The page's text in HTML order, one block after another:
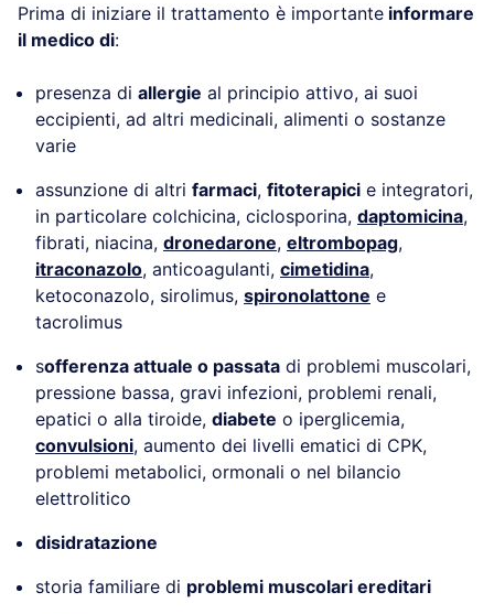
Prima di iniziare il trattamento è importante informare
il medico di:
presenza di allergie al principio attivo, ai suoi
eccipienti, ad altri medicinali, alimenti o sostanze
varie
assunzione di altri farmaci, fitoterapici e integratori,
in particolare colchicina, ciclosporina, daptomicina,
fibrati, niacina, dronedarone, eltrombopag,
itraconazolo, anticoagulanti, cimetidina,
ketoconazolo, sirolimus, spironolattone e
tacrolimus
sofferenza attuale o passata di problemi muscolari,
pressione bassa, gravi infezioni, problemi renali,
epatici o alla tiroide, diabete o iperglicemia,
convulsioni, aumento dei livelli ematici di CPK,
problemi metabolici, ormonali o nel bilancio
elettrolitico
disidratazione
storia familiare di problemi muscolari ereditari